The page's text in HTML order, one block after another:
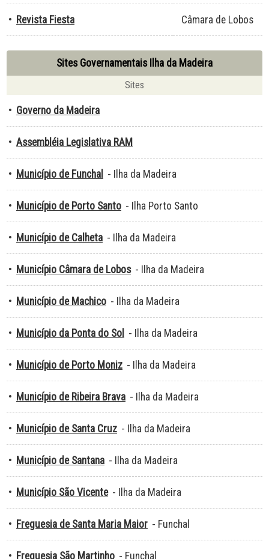
• Revista Fiesta Câmara de Lobos
Sites Governamentais Ilha da Madeira
Sites
• Governo da Madeira
• Assembléia Legislativa RAM
• Município de Funchal - Ilha da Madeira
• Município de Porto Santo - Ilha Porto Santo
• Município de Calheta - Ilha da Madeira
• Município Câmara de Lobos - Ilha da Madeira
• Município de Machico - Ilha da Madeira
• Município da Ponta do Sol - Ilha da Madeira
• Município de Porto Moniz - Ilha da Madeira
• Município de Ribeira Brava - Ilha da Madeira
• Município de Santa Cruz - Ilha da Madeira
• Município de Santana - Ilha da Madeira
• Município São Vicente - Ilha da Madeira
• Freguesia de Santa Maria Maior - Funchal
• Freguesia São Martinho - Funchal